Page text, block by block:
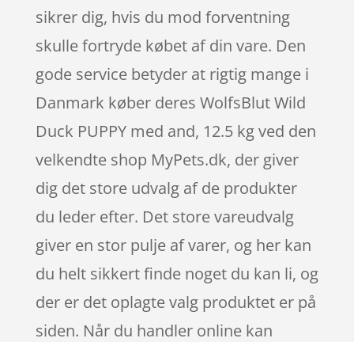
sikrer dig, hvis du mod forventning
skulle fortryde købet af din vare. Den
gode service betyder at rigtig mange i
Danmark køber deres WolfsBlut Wild
Duck PUPPY med and, 12.5 kg ved den
velkendte shop MyPets.dk, der giver
dig det store udvalg af de produkter
du leder efter. Det store vareudvalg
giver en stor pulje af varer, og her kan
du helt sikkert finde noget du kan li, og
der er det oplagte valg produktet er på
siden. Når du handler online kan